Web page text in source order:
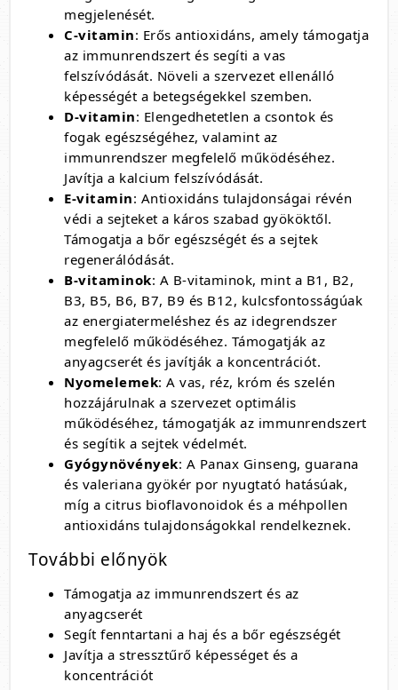
megjelenését.
C-vitamin: Erős antioxidáns, amely támogatja
az immunrendszert és segíti a vas
felszívódását. Növeli a szervezet ellenálló
képességét a betegségekkel szemben.
D-vitamin: Elengedhetetlen a csontok és
fogak egészségéhez, valamint az
immunrendszer megfelelő működéséhez.
Javítja a kalcium felszívódását.
E-vitamin: Antioxidáns tulajdonságai révén
védi a sejteket a káros szabad gyököktől.
Támogatja a bőr egészségét és a sejtek
regenerálódását.
B-vitaminok: A B-vitaminok, mint a B1, B2,
B3, B5, B6, B7, B9 és B12, kulcsfontosságúak
az energiatermeléshez és az idegrendszer
megfelelő működéséhez. Támogatják az
anyagcserét és javítják a koncentrációt.
Nyomelemek: A vas, réz, króm és szelén
hozzájárulnak a szervezet optimális
működéséhez, támogatják az immunrendszert
és segítik a sejtek védelmét.
Gyógynövények: A Panax Ginseng, guarana
és valeriana gyökér por nyugtató hatásúak,
míg a citrus bioflavonoidok és a méhpollen
antioxidáns tulajdonságokkal rendelkeznek.
További előnyök
Támogatja az immunrendszert és az
anyagcserét
Segít fenntartani a haj és a bőr egészségét
Javítja a stressztűrő képességet és a
koncentrációt